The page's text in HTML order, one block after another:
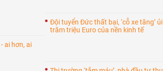
Đội tuyển Đức thất bại, ‘cỗ xe tăng’
trăm triệu Euro của nền kinh tế
ai hơn, ai